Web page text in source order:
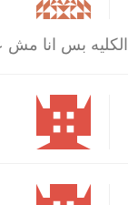
الكليه بس انا مش